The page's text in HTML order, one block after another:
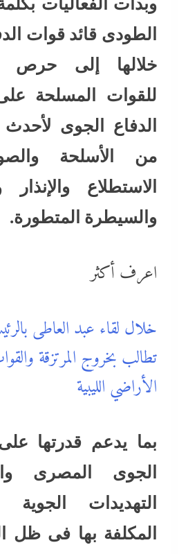
الطودى قائد قوات
خلالها إلى حرص
للقوات المسلحة
الدفاع الجوى لأحدث
من الأسلحة
الاستطلاع والإنذار
والسيطرة المتطورة.
اعرف أكثر
خلال لقاء عبد العاطى
تطالب بخروج المرتزقة
الأراضي الليبية
بما يدعم قدرتها
الجوى المصرى
التهديدات الجوية
المكلفة بها فى ظل